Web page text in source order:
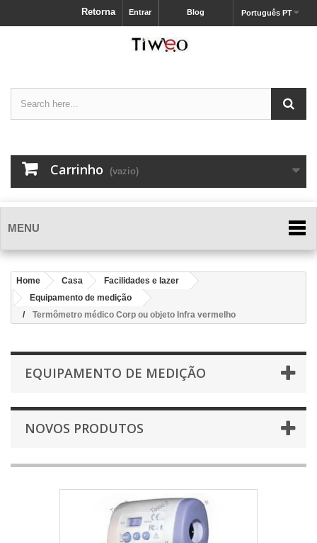
Português PT
Blog
Entrar
Retorna
Carrinho (vazio)
MENU
Home Casa
Facilidades e lazer
Equipamento de medição
Termômetro médico Corp ou objeto Infra vermelho
EQUIPAMENTO DE MEDIÇÃO
NOVOS PRODUTOS